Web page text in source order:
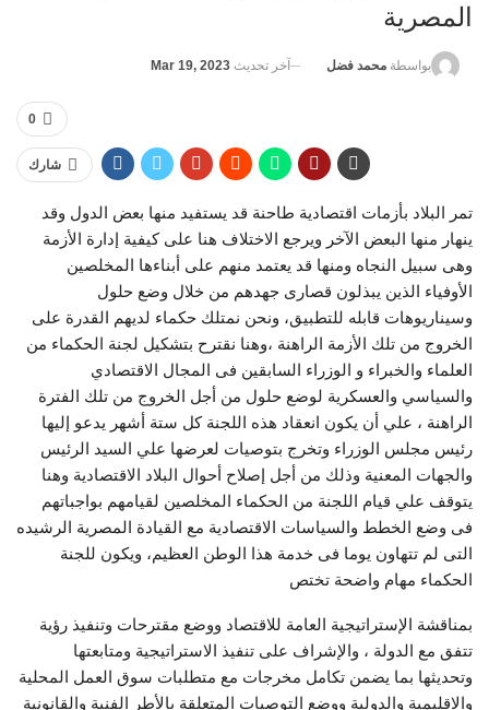
المصرية
بواسطة محمد فضل آخر تحديث Mar 19, 2023
0
شارك
تمر البلاد بأزمات اقتصادية طاحنة قد يستفيد منها بعض الدول وقد
ينهار منها البعض الآخر ويرجع الاختلاف هنا على كيفية إدارة الأزمة
وهى سبيل النجاه ومنها قد يعتمد منهم على أبناءها المخلصين
الأوفياء الذين يبذلون قصارى جهدهم من خلال وضع حلول
وسيناريوهات قابله للتطبيق، ونحن نمتلك حكماء لديهم القدرة على
الخروج من تلك الأزمة الراهنة ،وهنا نقترح بتشكيل لجنة الحكماء من
العلماء والخبراء و الوزراء السابقين فى المجال الاقتصادي
والسياسي والعسكرية لوضع حلول من أجل الخروج من تلك الفترة
الراهنة ، علي أن يكون انعقاد هذه اللجنة كل ستة أشهر يدعو إليها
رئيس مجلس الوزراء وتخرج بتوصيات لعرضها علي السيد الرئيس
والجهات المعنية وذلك من أجل إصلاح أحوال البلاد الاقتصادية وهنا
يتوقف علي قيام اللجنة من الحكماء المخلصين لقيامهم بواجباتهم
فى وضع الخطط والسياسات الاقتصادية مع القيادة المصرية الرشيده
التى لم تتهاون يوما فى خدمة هذا الوطن العظيم، ويكون للجنة
الحكماء مهام واضحة تختص
بمناقشة الإستراتيجية العامة للاقتصاد ووضع مقترحات وتنفيذ رؤية
تتفق مع الدولة ، والإشراف على تنفيذ الاستراتيجية ومتابعتها
وتحديثها بما يضمن تكامل مخرجات مع متطلبات سوق العمل المحلية
والاقليمية والدولية ووضع التوصيات المتعلقة بالأطر الفنية والقانونية